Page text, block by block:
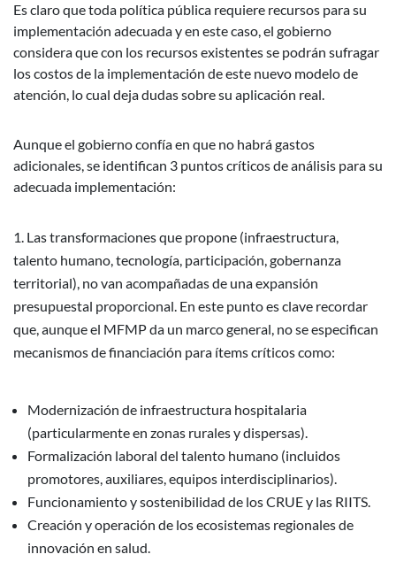
Es claro que toda política pública requiere recursos para su
implementación adecuada y en este caso, el gobierno
considera que con los recursos existentes se podrán sufragar
los costos de la implementación de este nuevo modelo de
atención, lo cual deja dudas sobre su aplicación real.
Aunque el gobierno confía en que no habrá gastos
adicionales, se identifican 3 puntos críticos de análisis para su
adecuada implementación:
Las transformaciones que propone (infraestructura,
talento humano, tecnología, participación, gobernanza
territorial), no van acompañadas de una expansión
presupuestal proporcional. En este punto es clave recordar
que, aunque el MFMP da un marco general, no se especifican
mecanismos de financiación para ítems críticos como:
Modernización de infraestructura hospitalaria
(particularmente en zonas rurales y dispersas).
Formalización laboral del talento humano (incluidos
promotores, auxiliares, equipos interdisciplinarios).
Funcionamiento y sostenibilidad de los CRUE y las RIITS.
Creación y operación de los ecosistemas regionales de
innovación en salud.